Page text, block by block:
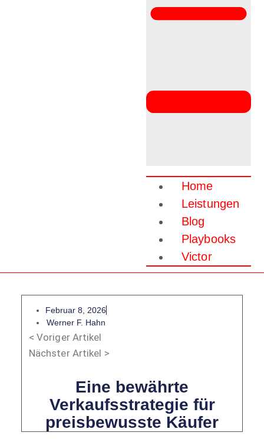
Home
Leistungen
Blog
Playbooks
Victor
Februar 8, 2026
Werner F. Hahn
< Voriger Artikel
Nächster Artikel >
Eine bewährte
Verkaufsstrategie für
preisbewusste Käufer